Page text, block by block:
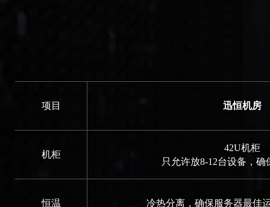
项目 迅恒机房
机柜
42U机柜
只允许放8-12台设备，确
恒温 冷热分离，确保服务器最佳